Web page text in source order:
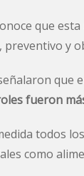
que
preventivo y
que
fueron
todos
como